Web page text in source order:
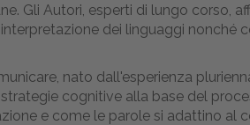
Gli Autori, esperti di lungo corso,
dei linguaggi nonché
nato dall'esperienza
cognitive alla base del
e come le parole si adattino